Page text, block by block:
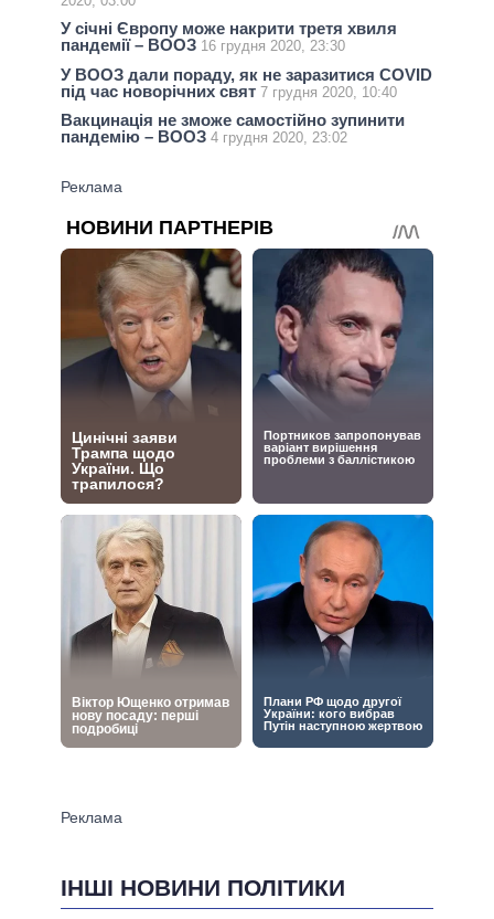
У січні Європу може накрити третя хвиля
пандемії – ВООЗ 16 грудня 2020, 23:30
У ВООЗ дали пораду, як не заразитися COVID
під час новорічних свят 7 грудня 2020, 10:40
Вакцинація не зможе самостійно зупинити
пандемію – ВООЗ 4 грудня 2020, 23:02
ІНШІ НОВИНИ ПОЛІТИКИ